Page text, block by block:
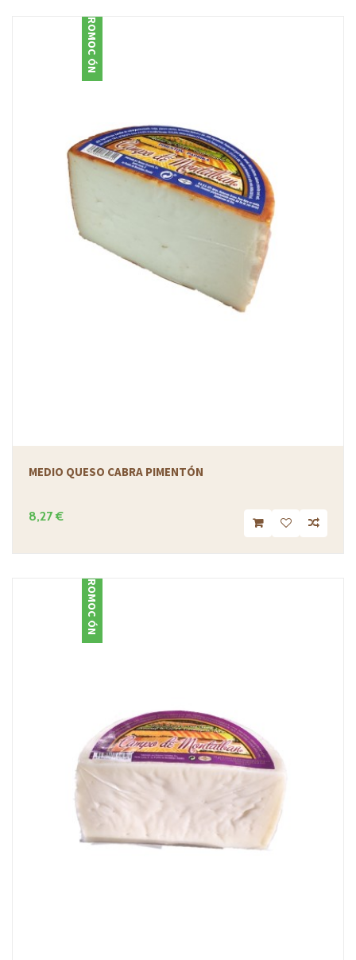
PROMOCIÓN
MEDIO QUESO CABRA PIMENTÓN
8,27 €
PROMOCIÓN